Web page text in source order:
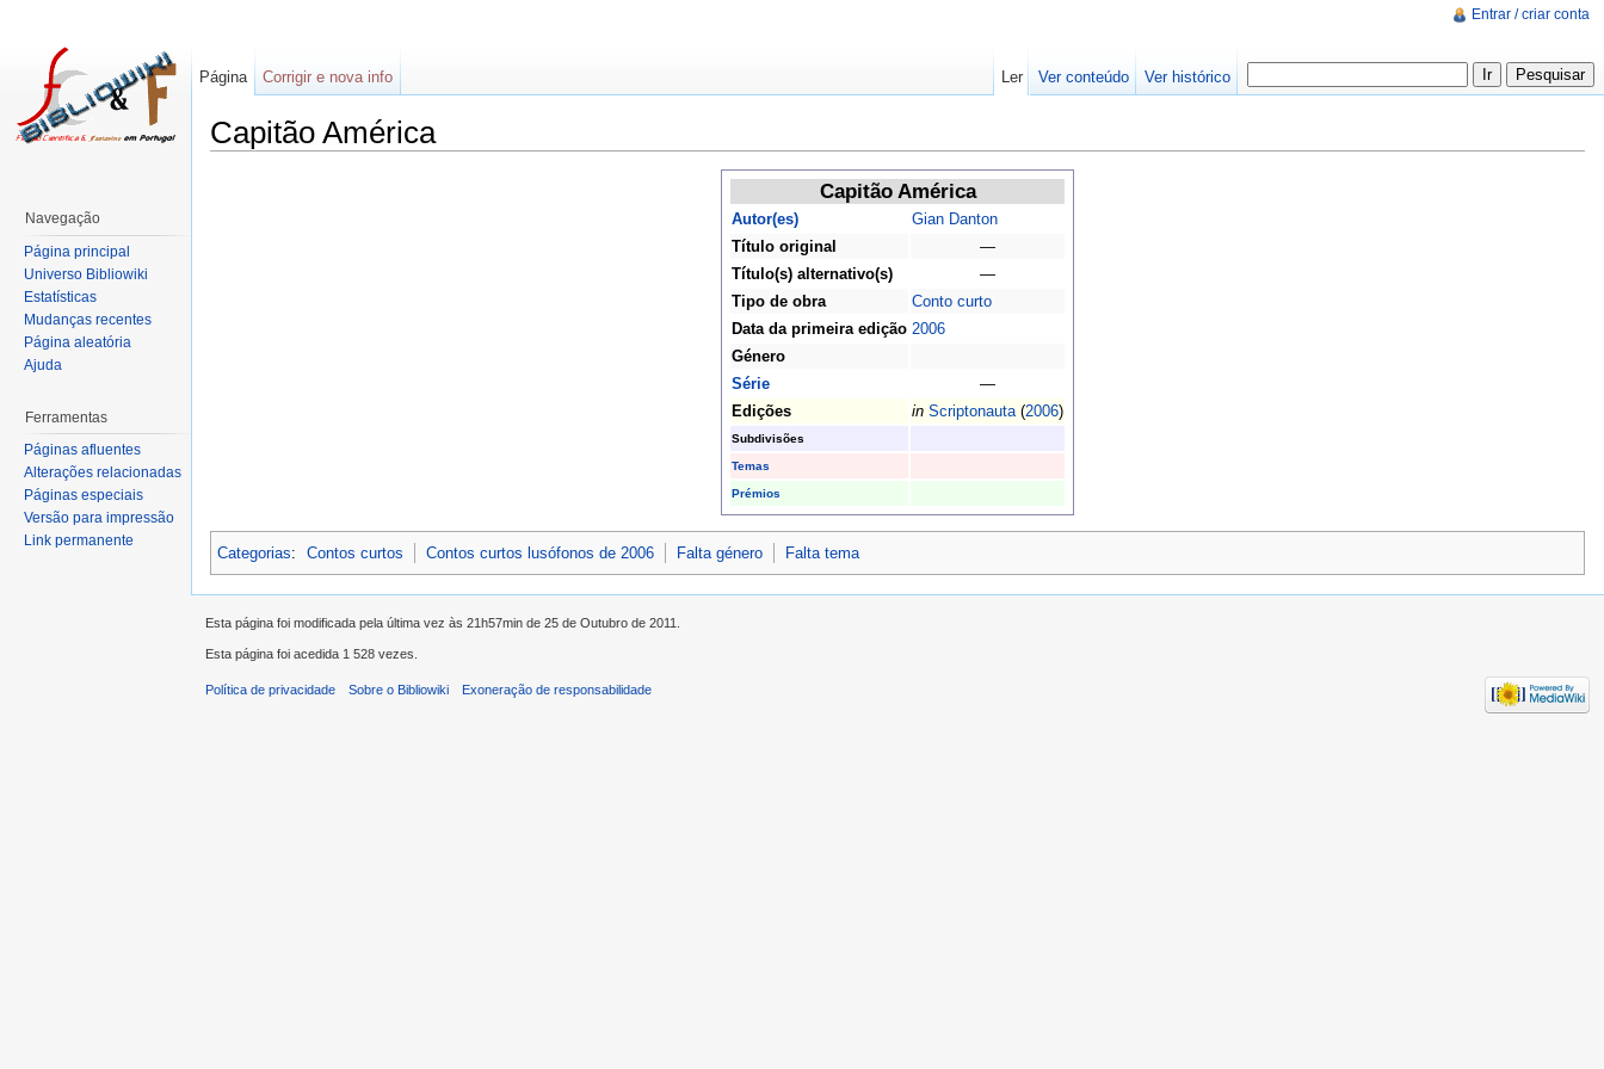
Capitão América
Capitão América
Autor(es)
Gian Danton
Título original
—
Título(s) alternativo(s)
—
Tipo de obra
Conto curto
Data da primeira edição 2006
Género
Série
—
Edições
in Scriptonauta(2006)
Subdivisões
Temas
Prémios
Categorias: Contos curtos Contos curtos lusófonos de 2006 Falta género Falta tema
Entrar / criar conta
Página Corrigir e nova info Ler Ver conteúdo Ver histórico
Navegação
Página principal
Universo Bibliowiki
Estatísticas
Mudanças recentes
Página aleatória
Ajuda
Ferramentas
Páginas afluentes
Alterações relacionadas
Páginas especiais
Versão para impressão
Link permanente
Esta página foi modificada pela última vez às 21h57min de 25 de Outubro de 2011.
Esta página foi acedida 1 528 vezes.
Política de privacidade Sobre o Bibliowiki Exoneração de responsabilidade